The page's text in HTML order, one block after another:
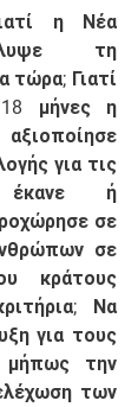
η Νέα
τη
τώρα; Γιατί
μήνες η
για τις
έκανε ή
σε
σε
κράτους
Να
για τους
μήπως την
των